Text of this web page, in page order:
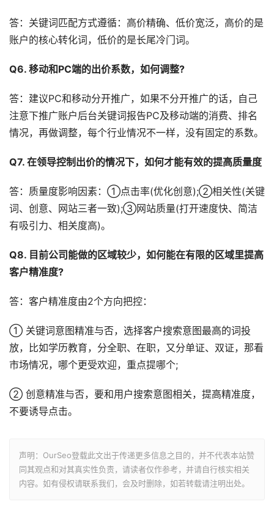
答：关键词匹配方式遵循：高价精确、低价宽泛，高价的是
账户的核心转化词，低价的是长尾冷门词。
Q6. 移动和PC端的出价系数，如何调整?
答：建议PC和移动分开推广，如果不分开推广的话，自己
注意下推广账户后台关键词报告PC及移动端的消费、排名
情况，再做调整，每个行业情况不一样，没有固定的系数。
Q7. 在领导控制出价的情况下，如何才能有效的提高质量度
答：质量度影响因素：①点击率(优化创意);②相关性(关键
词、创意、网站三者一致);③网站质量(打开速度快、简洁
有吸引力、相关度高)。
Q8. 目前公司能做的区域较少，如何能在有限的区域里提高
客户精准度?
答：客户精准度由2个方向把控：
① 关键词意图精准与否，选择客户搜索意图最高的词投
放，比如学历教育，分全职、在职，又分单证、双证，那看
市场情况，哪个更受欢迎，重点提哪个;
② 创意精准与否，要和用户搜索意图相关，提高精准度，
不要诱导点击。
声明：OurSeo登载此文出于传递更多信息之目的，并不代表本站赞
同其观点和对其真实性负责，请读者仅作参考，并请自行核实相关
内容。如有侵权请联系我们，会及时删除，如若转载请注明出处。